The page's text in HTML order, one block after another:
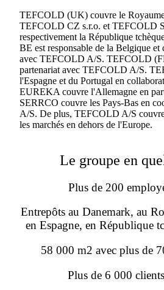
TEFCOLD (UK) couvre le
TEFCOLD CZ s.r.o. et TEFCOLD
respectivement la République
BE est responsable de la Belgique
avec TEFCOLD A/S. TEFCOLD
partenariat avec TEFCOLD A/S.
l'Espagne et du Portugal en
EUREKA couvre l'Allemagne en
SERRCO couvre les Pays-Bas en
A/S. De plus, TEFCOLD A/S couvre
les marchés en dehors de l'Europe.
Le groupe en
Plus de 200
Entrepôts au Danemark, au
en Espagne, en République
58 000 m2 avec plus de
Plus de 6 000